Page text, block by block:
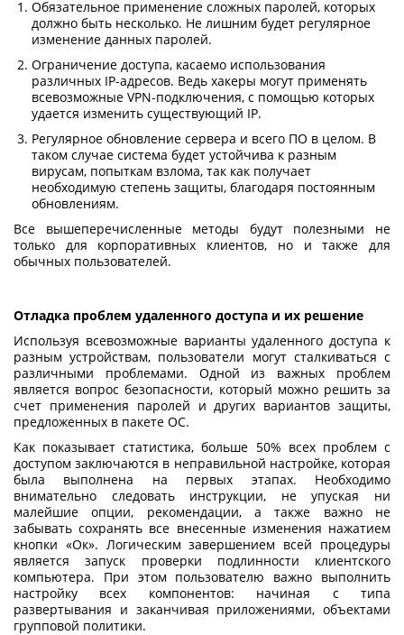
Обязательное применение сложных паролей, которых
должно быть несколько. Не лишним будет регулярное
изменение данных паролей.
Ограничение доступа, касаемо использования
различных IP-адресов. Ведь хакеры могут применять
всевозможные VPN-подключения, с помощью которых
удается изменить существующий IP.
Регулярное обновление сервера и всего ПО в целом. В
таком случае система будет устойчива к разным
вирусам, попыткам взлома, так как получает
необходимую степень защиты, благодаря постоянным
обновлениям.
Все вышеперечисленные методы будут полезными не
только для корпоративных клиентов, но и также для
обычных пользователей.
Отладка проблем удаленного доступа и их решение
Используя всевозможные варианты удаленного доступа к
разным устройствам, пользователи могут сталкиваться с
различными проблемами. Одной из важных проблем
является вопрос безопасности, который можно решить за
счет применения паролей и других вариантов защиты,
предложенных в пакете ОС.
Как показывает статистика, больше 50% всех проблем с
доступом заключаются в неправильной настройке, которая
была выполнена на первых этапах. Необходимо
внимательно следовать инструкции, не упуская ни
малейшие опции, рекомендации, а также важно не
забывать сохранять все внесенные изменения нажатием
кнопки «Ок». Логическим завершением всей процедуры
является запуск проверки подлинности клиентского
компьютера. При этом пользователю важно выполнить
настройку всех компонентов: начиная с типа
развертывания и заканчивая приложениями, объектами
групповой политики.